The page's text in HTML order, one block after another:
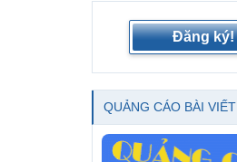
Đăng ký!
QUẢNG CÁO BÀI VIẾT